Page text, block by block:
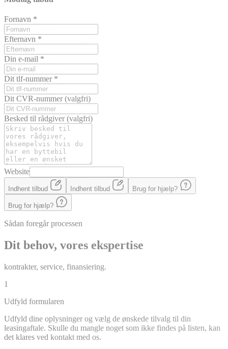
Fornavn *
Efternavn *
Din e-mail *
Dit tlf-nummer *
Dit CVR-nummer (valgfri)
Besked til rådgiver (valgfri)
Website
Indhent tilbud Indhent tilbud Brug for hjælp?
Brug for hjælp?
Sådan foregår processen
Dit behov, vores ekspertise
kontrakter, service, finansiering.
1
Udfyld formularen
Udfyld dine oplysninger og vælg de ønskede tilvalg til din
leasingaftale. Skulle du mangle noget som ikke findes på listen, kan
det klares ved kontakt med os.